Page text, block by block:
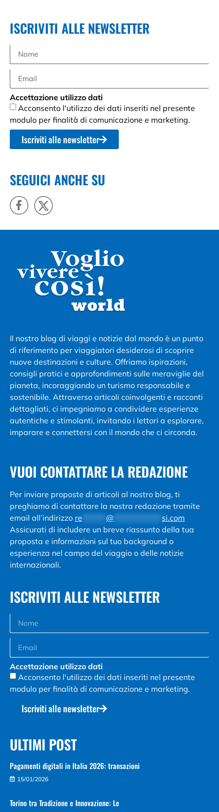
ISCRIVITI ALLE NEWSLETTER
Accettazione utilizzo dati
Acconsento l'utilizzo dei dati inseriti nel presente
modulo per finalità di comunicazione e marketing.
Iscriviti alle newsletter
SEGUICI ANCHE SU
Il nostro blog di viaggi e notizie dal mondo è un punto
di riferimento per viaggiatori desiderosi di scoprire
nuove destinazioni e culture. Offriamo ispirazioni,
consigli pratici e approfondimenti sulle meraviglie del
pianeta, incoraggiando un turismo responsabile e
sostenibile. Attraverso articoli coinvolgenti e racconti
dettagliati, ci impegniamo a condividere esperienze
autentiche e stimolanti, invitando i lettori a esplorare,
imparare e connettersi con il mondo che ci circonda.
VUOI CONTATTARE LA REDAZIONE
Per inviare proposte di articoli al nostro blog, ti
preghiamo di contattare la nostra redazione tramite
email all’indirizzo re @
si.com
Assicurati di includere un breve riassunto della tua
proposta e informazioni sul tuo background o
esperienza nel campo del viaggio o delle notizie
internazionali.
ISCRIVITI ALLE NEWSLETTER
Accettazione utilizzo dati
Acconsento l'utilizzo dei dati inseriti nel presente
modulo per finalità di comunicazione e marketing.
Iscriviti alle newsletter
ULTIMI POST
Pagamenti digitali in Italia 2026: transazioni
15/01/2026
Torino tra Tradizione e Innovazione: Le